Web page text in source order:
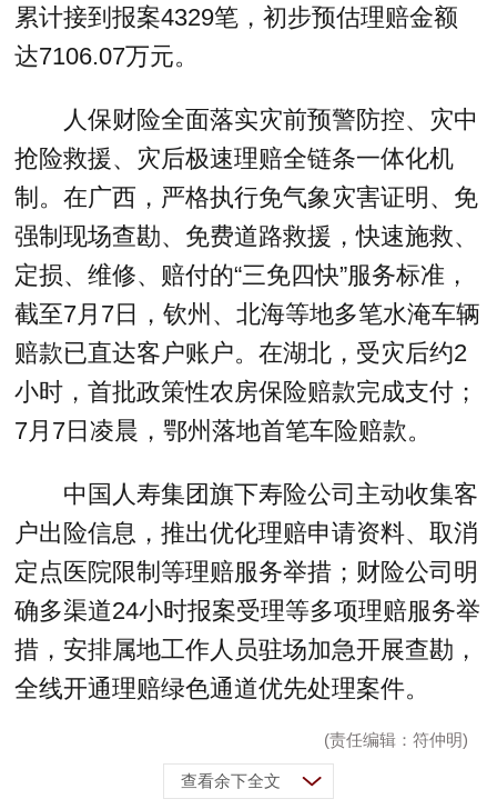
累计接到报案4329笔，初步预估理赔金额
达7106.07万元。
人保财险全面落实灾前预警防控、灾中
抢险救援、灾后极速理赔全链条一体化机
制。在广西，严格执行免气象灾害证明、免
强制现场查勘、免费道路救援，快速施救、
定损、维修、赔付的“三免四快”服务标准，
截至7月7日，钦州、北海等地多笔水淹车辆
赔款已直达客户账户。在湖北，受灾后约2
小时，首批政策性农房保险赔款完成支付；
7月7日凌晨，鄂州落地首笔车险赔款。
中国人寿集团旗下寿险公司主动收集客
户出险信息，推出优化理赔申请资料、取消
定点医院限制等理赔服务举措；财险公司明
确多渠道24小时报案受理等多项理赔服务举
措，安排属地工作人员驻场加急开展查勘，
全线开通理赔绿色通道优先处理案件。
(责任编辑：符仲明)
查看余下全文